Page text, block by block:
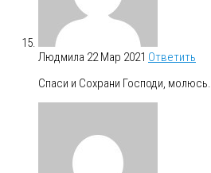
Людмила 22 Мар 2021 Ответить
Спаси и Сохрани Господи, молюсь.